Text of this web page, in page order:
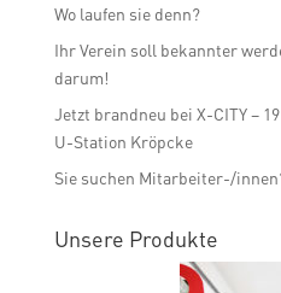
Wo laufen sie denn?
Ihr Verein soll bekannter
darum!
Jetzt brandneu bei X-CITY –
U-Station Kröpcke
Sie suchen Mitarbeiter-/
Unsere Produkte